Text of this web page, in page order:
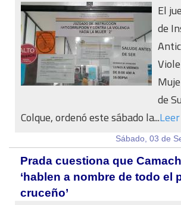
El
de
de
Colque, ordenó este sábado la...
Sábado, 03 de
Prada cuestiona que
‘hablen a nombre de todo el
cruceño’